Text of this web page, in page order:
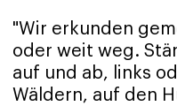
"Wir erkunden
oder weit weg.
auf und ab, links
Wäldern, auf den